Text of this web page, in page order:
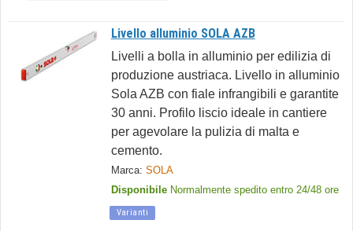
Livello alluminio SOLA AZB
Livelli a bolla in alluminio per edilizia di
produzione austriaca. Livello in alluminio
Sola AZB con fiale infrangibili e garantite
30 anni. Profilo liscio ideale in cantiere
per agevolare la pulizia di malta e
cemento.
Marca: SOLA
Disponibile Normalmente spedito entro 24/48 ore
Varianti